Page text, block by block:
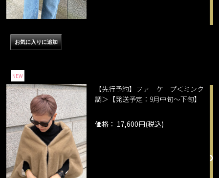
NEW
【先行予約】ファーケープ＜ミンク
調＞【発送予定：9月中旬～下旬】
価格： 17,600円(税込)